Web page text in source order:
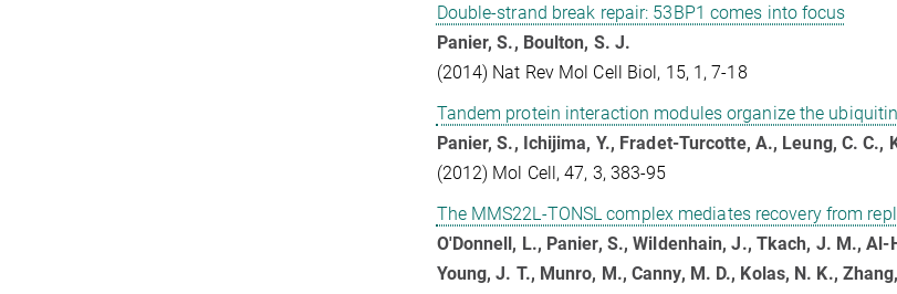
Double-strand break repair: 53BP1 comes into focus
Panier, S., Boulton, S. J.
(2014) Nat Rev Mol Cell Biol, 15, 1, 7-18
Tandem protein interaction modules organize the
Panier, S., Ichijima, Y., Fradet-Turcotte, A., Leung, C. C.,
(2012) Mol Cell, 47, 3, 383-95
The MMS22L-TONSL complex mediates recovery from
O'Donnell, L., Panier, S., Wildenhain, J., Tkach, J. M.,
Young, J. T., Munro, M., Canny, M. D., Kolas, N. K.,